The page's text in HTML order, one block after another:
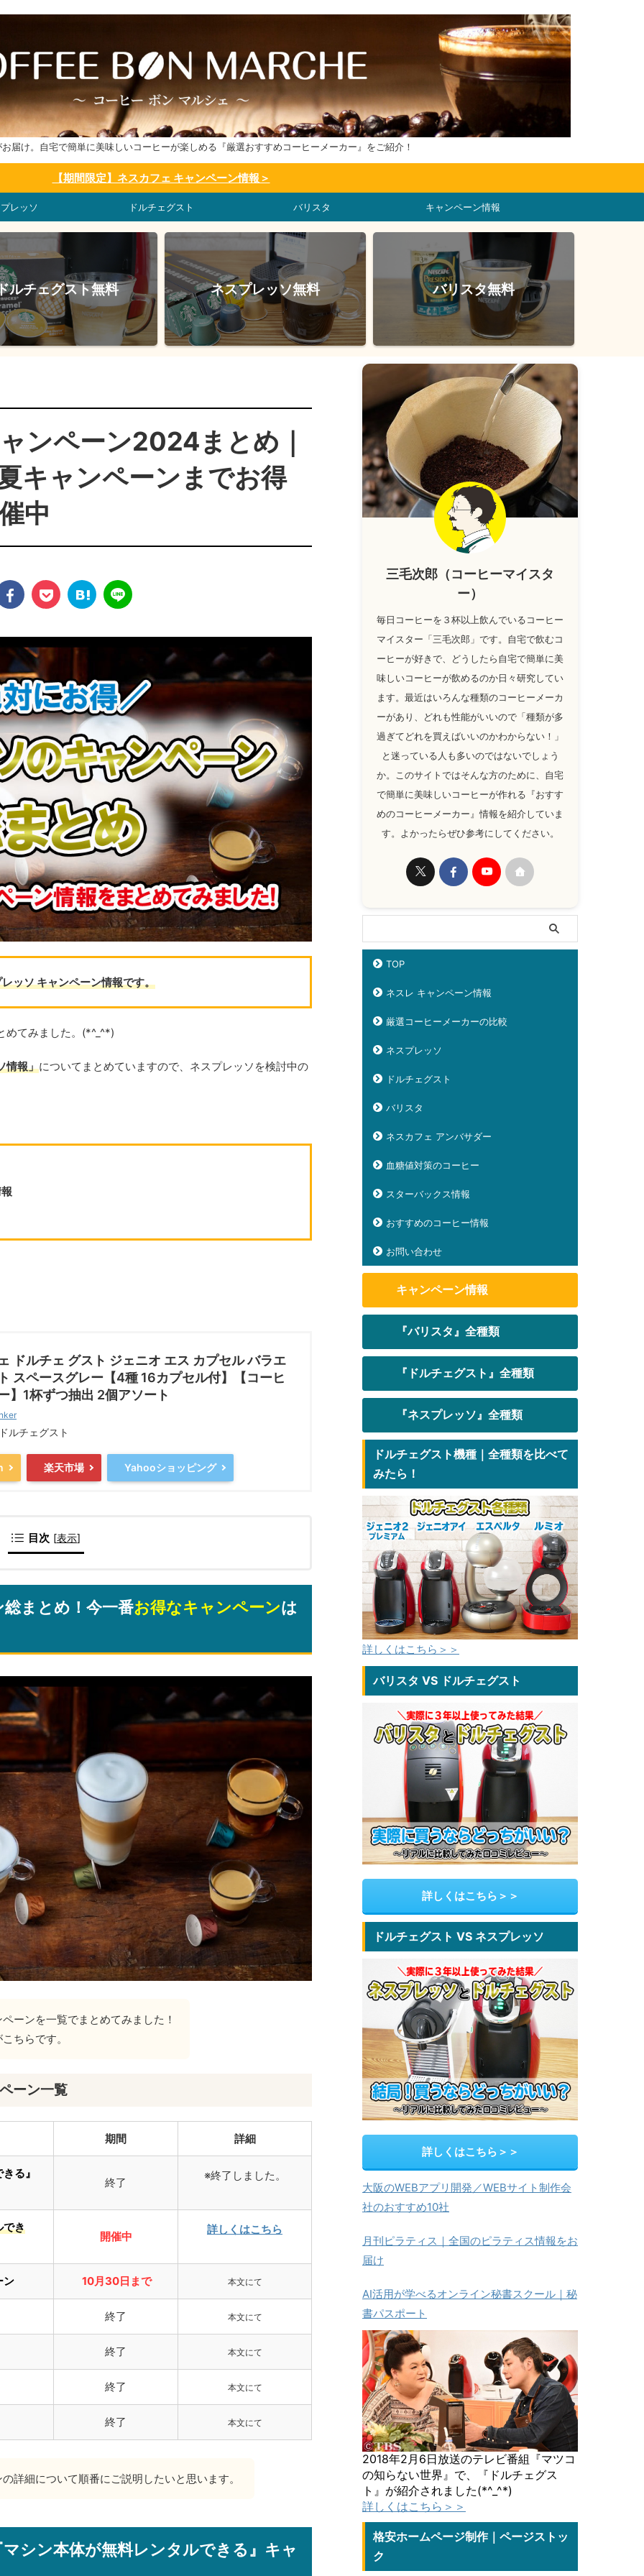
届け。自宅で簡単に美味しいコーヒーが楽しめる『厳選おすすめコーヒーメーカー』をご紹介！
【期間限定】ネスカフェ キャンペーン情報＞
レッソ ドルチェグスト バリスタ キャンペーン情報
ルチェグスト無料 ネスプレッソ無料 バリスタ無料
ンペーン2024まとめ｜
キャンペーンまでお得
中
ッソ キャンペーン情報です。
めてみました。(*^_^*)
情報」についてまとめていますので、ネスプレッソを検討中の
ドルチェ グスト ジェニオ エス カプセル バラエ
スペースグレー【4種 16カプセル付】【コーヒ
】1杯ずつ抽出 2個アソート
ルチェグスト
楽天市場 Yahooショッピング
目次 [表示]
まとめ！今一番お得なキャンペーンは
ーンを一覧でまとめてみました！
ちらです。
ーン一覧
期間 詳細
る』
終了
※終了しました。
でき
開催中
詳しくはこちら
ン 10月30日まで 本文にて
終了 本文にて
終了 本文にて
終了 本文にて
終了 本文にて
詳細について順番にご説明したいと思います。
シン本体が無料レンタルできる』キャ
三毛次郎（コーヒーマイスタ
ー）
毎日コーヒーを３杯以上飲んでいるコーヒー
マイスター「三毛次郎」です。自宅で飲むコ
ーヒーが好きで、どうしたら自宅で簡単に美
味しいコーヒーが飲めるのか日々研究してい
ます。最近はいろんな種類のコーヒーメーカ
ーがあり、どれも性能がいいので「種類が多
過ぎてどれを買えばいいのかわからない！」
と迷っている人も多いのではないでしょう
か。このサイトではそんな方のために、自宅
で簡単に美味しいコーヒーが作れる『おすす
めのコーヒーメーカー』情報を紹介していま
す。よかったらぜひ参考にしてください。
TOP
ネスレ キャンペーン情報
厳選コーヒーメーカーの比較
ネスプレッソ
ドルチェグスト
バリスタ
ネスカフェ アンバサダー
血糖値対策のコーヒー
スターバックス情報
おすすめのコーヒー情報
お問い合わせ
キャンペーン情報
『バリスタ』全種類
『ドルチェグスト』全種類
『ネスプレッソ』全種類
ドルチェグスト機種｜全種類を比べて
みたら！
詳しくはこちら＞＞
バリスタ VS ドルチェグスト
詳しくはこちら＞＞
ドルチェグスト VS ネスプレッソ
詳しくはこちら＞＞
大阪のWEBアプリ開発／WEBサイト制作会
社のおすすめ10社
月刊ピラティス｜全国のピラティス情報をお
届け
AI活用が学べるオンライン秘書スクール｜秘
書パスポート
2018年2月6日放送のテレビ番組『マツコ
の知らない世界』で、『ドルチェグス
ト』が紹介されました(*^_^*)
詳しくはこちら＞＞
格安ホームページ制作｜ページストッ
ク